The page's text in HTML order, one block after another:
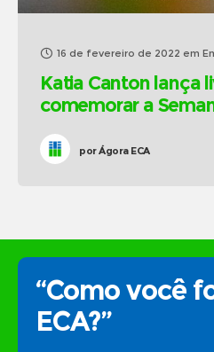
16 de fevereiro de 2022 em
Katia Canton lança
comemorar a
porÁgora ECA
“Como você
ECA?”